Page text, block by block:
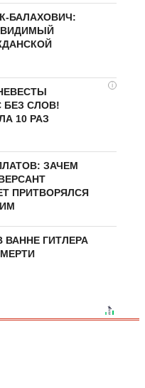
БАЛАХОВИЧ:
i
БЕЗ СЛОВ!
10 РАЗ
ЗАЧЕМ
ПРИТВОРЯЛСЯ
ГИТЛЕРА